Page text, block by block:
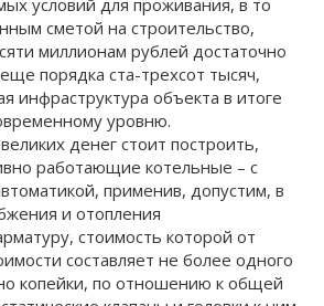
сметой на строительство,
миллионам рублей достаточно
порядка ста-трехсот тысяч,
инфраструктура объекта в итоге
уровню.
денег стоит построить,
работающие котельные – с
применив, допустим, в
и отопления
стоимость которой от
составляет не более одного
копейки, по отношению к общей